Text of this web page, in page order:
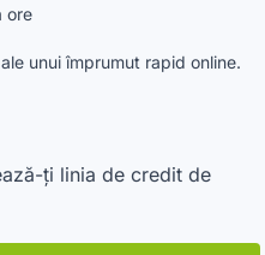
ore
ale unui împrumut rapid online.
ți linia de credit de